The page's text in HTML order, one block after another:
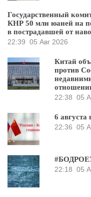
Государственный
КНР 50 млн юаней на
в пострадавшей от
22:39 05 Авг 2026
Китай
против
22:38 05
6 августа
22:36 05
22:18 05